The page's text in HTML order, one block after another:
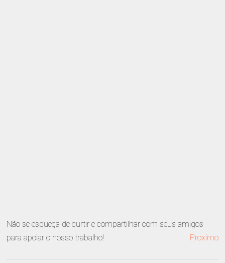
Não se esqueça de curtir e compartilhar com seus amigos
para apoiar o nosso trabalho!
Proximo